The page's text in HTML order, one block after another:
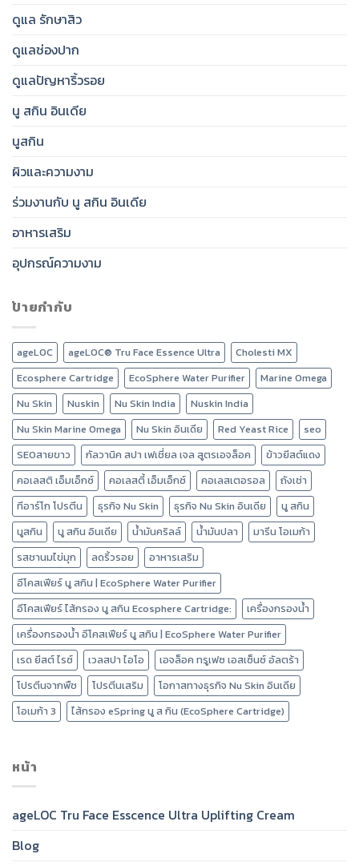
ดูแล รักษาสิว
ดูแลช่องปาก
ดูแลปัญหาริ้วรอย
นู สกิน อินเดีย
นูสกิน
ผิวและความงาม
ร่วมงานกับ นู สกิน อินเดีย
อาหารเสริม
อุปกรณ์ความงาม
ป้ายกำกับ
ageLOC ageLOC® Tru Face Essence Ultra
Cholesti MX
Ecosphere Cartridge
EcoSphere Water Purifier
Marine Omega
Nu Skin
Nuskin Nu Skin India
Nuskin India
Nu Skin Marine Omega
Nu Skin อินเดีย Red Yeast Rice
seo
SEOสายขาว
กัลวานิค สปา เฟเชี่ยล เจล สูตรเอจล็อค
ข้าวยีสต์แดง
คอเลสติ เอ็มเอ็กซ์
คอเลสตี้ เอ็มเอ็กซ์ คอเลสเตอรอล
ถังเช่า
ทีอาร์โก โปรตีน
ธุรกิจ Nu Skin ธุรกิจ Nu Skin อินเดีย
นู สกิน
นูสกิน
นู สกิน อินเดีย น้ำมันคริลล์ น้ำมันปลา
มารีน โอเมก้า
รสชานมไข่มุก
ลดริ้วรอย
อาหารเสริม
อีโคสเฟียร์ นู สกิน | EcoSphere Water Purifier
อีโคสเฟียร์ ไส้กรอง นู สกิน Ecosphere Cartridge:
เครื่องกรองน้ำ
เครื่องกรองน้ำ อีโคสเฟียร์ นู สกิน | EcoSphere Water Purifier
เรด ยีสต์ ไรซ์
เวลสปา ไอโอ
เอจล็อค ทรูเฟซ เอสเซ็นซ์ อัลตร้า
โปรตีนจากพืช
โปรตีนเสริม
โอกาสทางธุรกิจ Nu Skin อินเดีย
โอเมก้า 3
ไส้กรอง eSpring นู ส กิน (EcoSphere Cartridge)
หน้า
ageLOC Tru Face Esscence Ultra Uplifting Cream
Blog